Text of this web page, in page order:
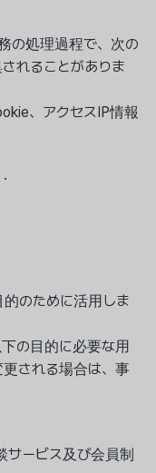
の処理過程で、次の
れることがありま
、アクセスIP情報
のために活用しま
の目的に必要な用
される場合は、事
サービス及び会員制